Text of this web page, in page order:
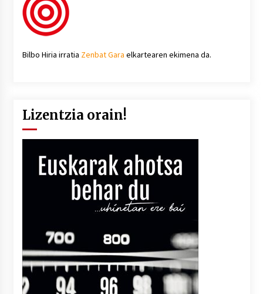
Bilbo Hiria irratia Zenbat Gara elkartearen ekimena da.
Lizentzia orain!